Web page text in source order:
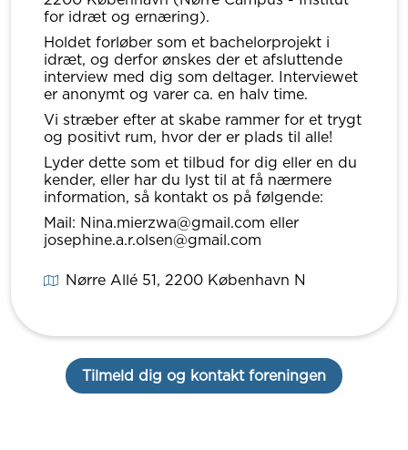
for idræt og ernæring).
Holdet forløber som et bachelorprojekt i
idræt, og derfor ønskes der et afsluttende
interview med dig som deltager. Interviewet
er anonymt og varer ca. en halv time.
Vi stræber efter at skabe rammer for et trygt
og positivt rum, hvor der er plads til alle!
Lyder dette som et tilbud for dig eller en du
kender, eller har du lyst til at få nærmere
information, så kontakt os på følgende:
Mail: Nina.mierzwa@gmail.com eller
josephine.a.r.olsen@gmail.com
Nørre Allé 51, 2200København N
Tilmeld dig og kontakt foreningen